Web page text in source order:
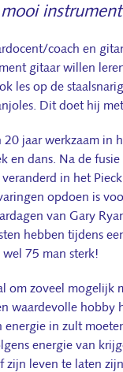
mooi
coach en
gitaar willen
les op de
Dit doet hij
20 jaar werkzaam
en dans. Na de
in het
opdoen is
van Gary
hebben tijdens
75 man sterk!
om zoveel mogelijk
waardevolle
energie in zult
energie van
zijn leven te laten